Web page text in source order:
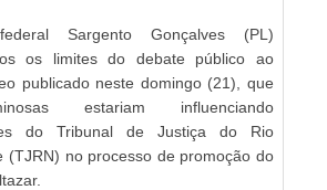
Sargento Gonçalves (PL)
os limites do debate público ao
publicado neste domingo (21), que
estariam influenciando
do Tribunal de Justiça do Rio
(TJRN) no processo de promoção do